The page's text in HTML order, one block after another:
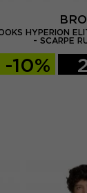
HYPERION
- SCARPE
-10%